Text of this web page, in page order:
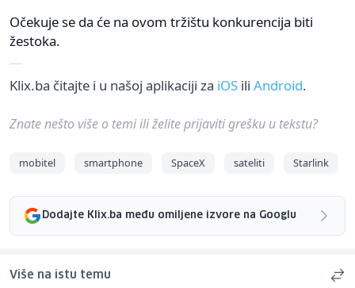
Očekuje se da će na ovom tržištu konkurencija biti
žestoka.
Klix.ba čitajte i u našoj aplikaciji za iOS ili Android.
Znate nešto više o temi ili želite prijaviti grešku u tekstu?
mobitel smartphone SpaceX sateliti Starlink
Dodajte Klix.ba među omiljene izvore na Googlu
Više na istu temu